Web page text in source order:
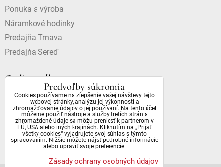
Ponuka a výroba
Náramkové hodinky
Predajňa Trnava
Predajňa Sereď
Online nákup
Doprava a platba
Dostupnosť a dôležité informácie
Obchodné podmienky
Ochrana osobných údajov
Predvoľby súkromia
Cookies používame na zlepšenie vašej návštevy tejto
webovej stránky, analýzu jej výkonnosti a
zhromažďovanie údajov o jej používaní. Na tento účel
môžeme použiť nástroje a služby tretích strán a
zhromaždené údaje sa môžu preniesť k partnerom v
EÚ, USA alebo iných krajinách. Kliknutím na „Prijať
všetky cookies“ vyjadrujete svoj súhlas s týmto
spracovaním. Nižšie môžete nájsť podrobné informácie
alebo upraviť svoje preferencie.
Zásady ochrany osobných údajov